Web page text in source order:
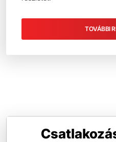
TOVÁBBI